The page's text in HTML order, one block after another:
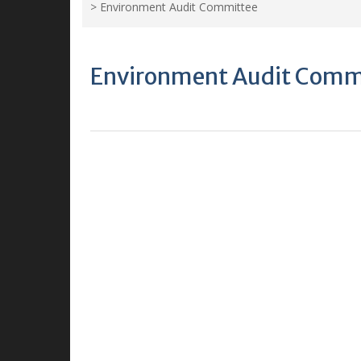
> Environment Audit Committee
Environment Audit